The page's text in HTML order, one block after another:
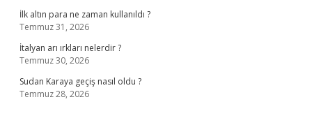
İlk altın para ne zaman kullanıldı ?
Temmuz 31, 2026
İtalyan arı ırkları nelerdir ?
Temmuz 30, 2026
Sudan Karaya geçiş nasıl oldu ?
Temmuz 28, 2026